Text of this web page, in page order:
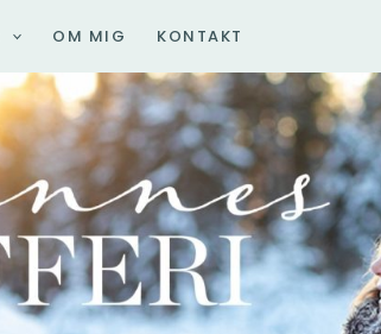
OM MIG KONTAKT